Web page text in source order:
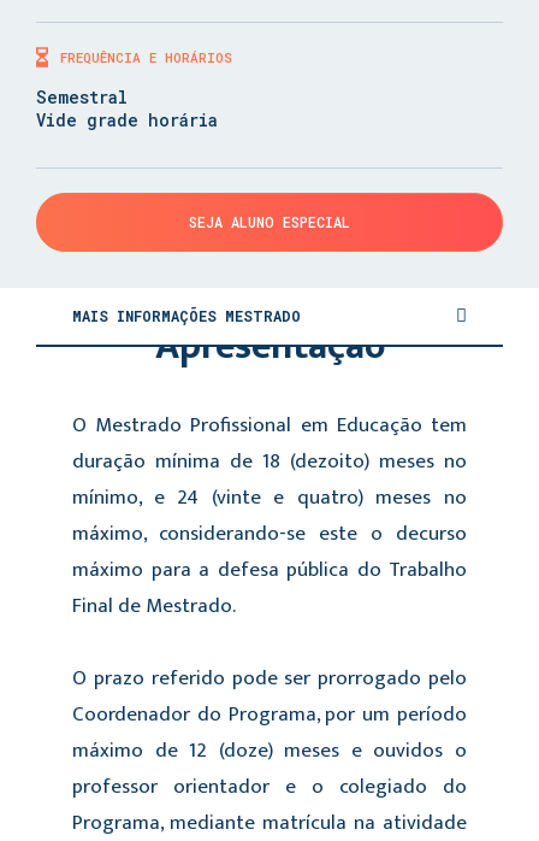
FREQUÊNCIA E HORÁRIOS
Semestral
Vide grade horária
SEJA ALUNO ESPECIAL
MAIS INFORMAÇÕES MESTRADO
Apresentação
O Mestrado Profissional em Educação tem
duração mínima de 18 (dezoito) meses no
mínimo, e 24 (vinte e quatro) meses no
máximo, considerando-se este o decurso
máximo para a defesa pública do Trabalho
Final de Mestrado.
O prazo referido pode ser prorrogado pelo
Coordenador do Programa, por um período
máximo de 12 (doze) meses e ouvidos o
professor orientador e o colegiado do
Programa, mediante matrícula na atividade